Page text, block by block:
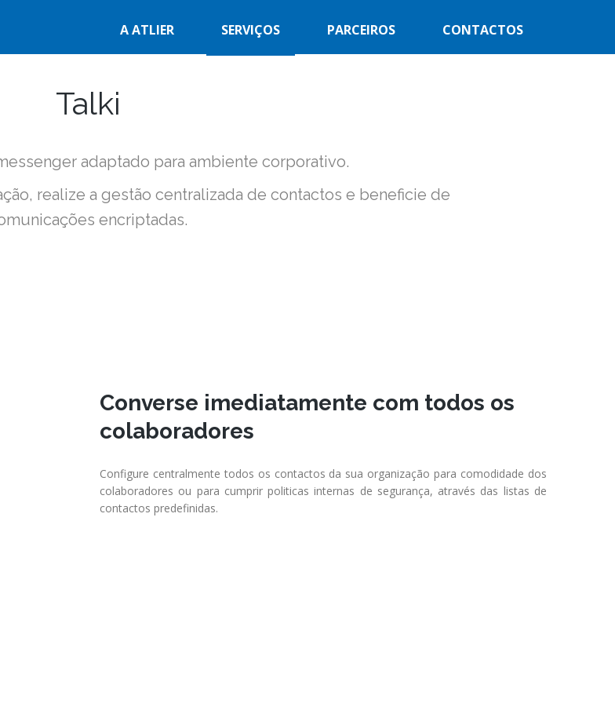
A ATLIER SERVIÇOS PARCEIROS CONTACTOS
Talki
adaptado para ambiente corporativo.
realize a gestão centralizada de contactos e beneficie de
encriptadas.
Converse imediatamente com todos os
colaboradores
Configure centralmente todos os contactos da sua organização para comodidade dos
colaboradores ou para cumprir politicas internas de segurança, através das listas de
contactos predefinidas.